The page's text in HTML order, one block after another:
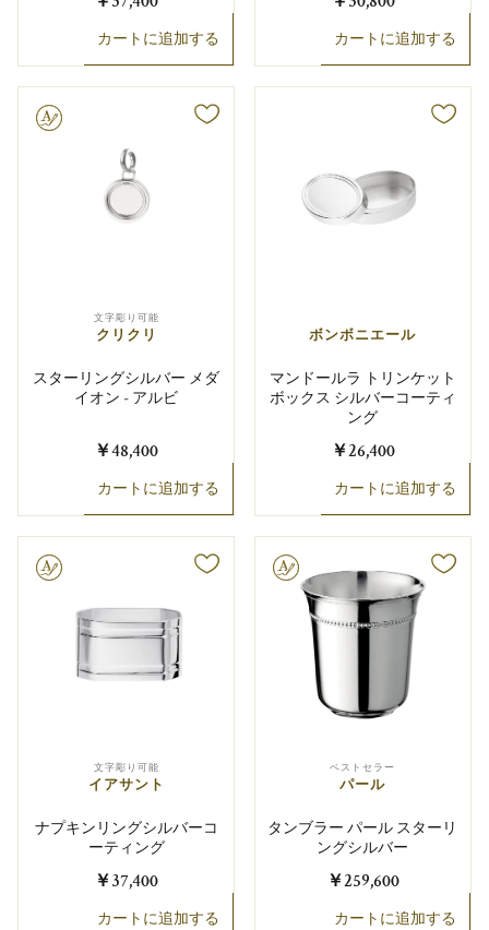
カートに追加する カートに追加する
文字彫り可能
クリクリ
スターリングシルバー メダ
イオン - アルビ
￥48,400
カートに追加する
ボンボニエール
マンドールラ トリンケット
ボックス シルバーコーティ
ング
￥26,400
カートに追加する
文字彫り可能
イアサント
ナプキンリングシルバーコ
ーティング
￥37,400
カートに追加する
文字彫り可能
ベストセラー
パール
タンブラー パール スターリ
ングシルバー
￥259,600
カートに追加する